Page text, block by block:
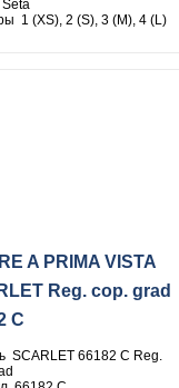
1 (XS), 2 (S), 3 (M), 4 (L)
A PRIMA VISTA
Reg. cop. grad
C
SCARLET 66182 C Reg.